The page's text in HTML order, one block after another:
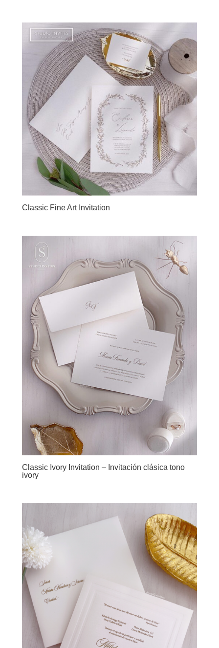
Classic Fine Art Invitation
Classic Ivory Invitation – Invitación clásica tono
ivory